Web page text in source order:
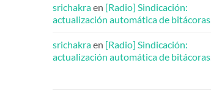
srichakraen [Radio] Sindicación:
actualización automática de bitácoras.
srichakraen [Radio] Sindicación:
actualización automática de bitácoras.